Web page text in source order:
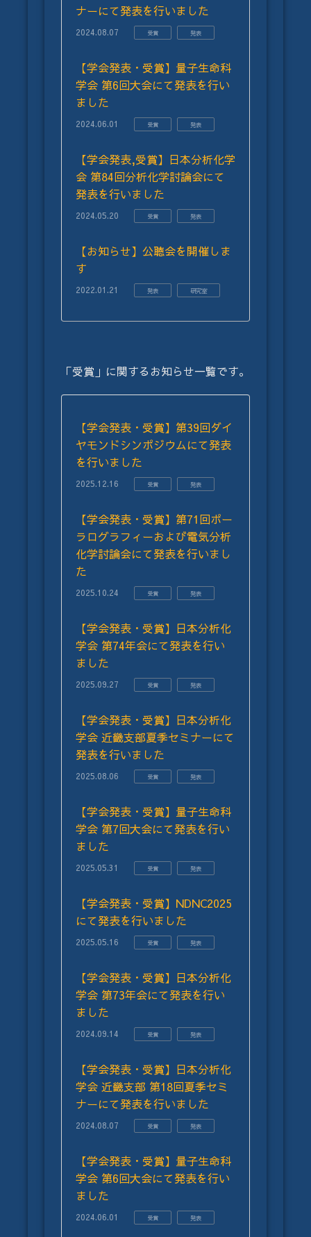
ナーにて発表を行いました
2024.08.07 受賞 発表
【学会発表・受賞】量子生命科
学会 第6回大会にて発表を行い
ました
2024.06.01 受賞 発表
【学会発表,受賞】日本分析化学
会 第84回分析化学討論会にて
発表を行いました
2024.05.20 受賞 発表
【お知らせ】公聴会を開催しま
す
2022.01.21 発表 研究室
「受賞」に関するお知らせ一覧です。
【学会発表・受賞】第39回ダイ
ヤモンドシンポジウムにて発表
を行いました
2025.12.16 受賞 発表
【学会発表・受賞】第71回ポー
ラログラフィーおよび電気分析
化学討論会にて発表を行いまし
た
2025.10.24 受賞 発表
【学会発表・受賞】日本分析化
学会 第74年会にて発表を行い
ました
2025.09.27 受賞 発表
【学会発表・受賞】日本分析化
学会 近畿支部夏季セミナーにて
発表を行いました
2025.08.06 受賞 発表
【学会発表・受賞】量子生命科
学会 第7回大会にて発表を行い
ました
2025.05.31 受賞 発表
【学会発表・受賞】NDNC2025
にて発表を行いました
2025.05.16 受賞 発表
【学会発表・受賞】日本分析化
学会 第73年会にて発表を行い
ました
2024.09.14 受賞 発表
【学会発表・受賞】日本分析化
学会 近畿支部 第18回夏季セミ
ナーにて発表を行いました
2024.08.07 受賞 発表
【学会発表・受賞】量子生命科
学会 第6回大会にて発表を行い
ました
2024.06.01 受賞 発表